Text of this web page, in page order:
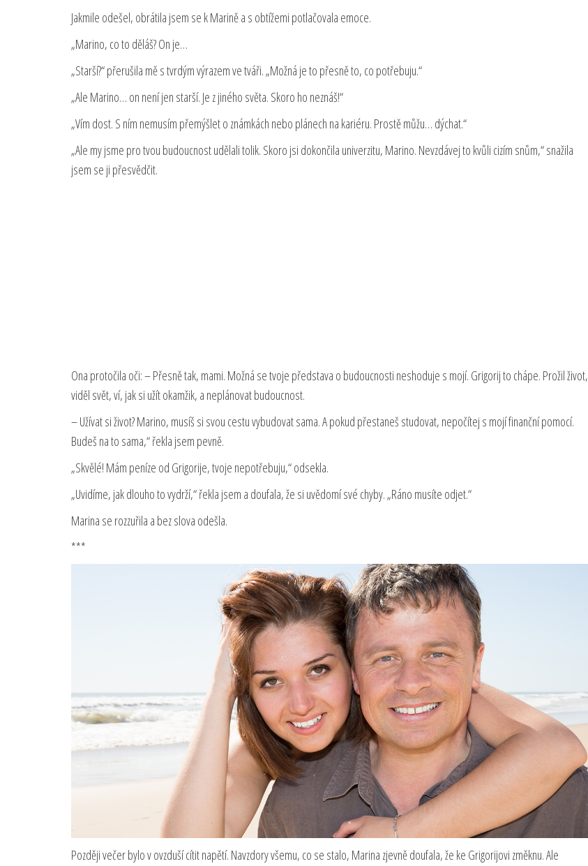
Jakmile odešel, obrátila jsem se k Marině a s obtížemi potlačovala emoce.
„Marino, co to děláš? On je…
„Starší?“ přerušila mě s tvrdým výrazem ve tváři. „Možná je to přesně to, co potřebuju.“
„Ale Marino… on není jen starší. Je z jiného světa. Skoro ho neznáš!“
„Vím dost. S ním nemusím přemýšlet o známkách nebo plánech na kariéru. Prostě můžu… dýchat.“
„Ale my jsme pro tvou budoucnost udělali tolik. Skoro jsi dokončila univerzitu, Marino. Nevzdávej to kvůli cizím snům,“ snažila
jsem se ji přesvědčit.
Ona protočila oči: – Přesně tak, mami. Možná se tvoje představa o budoucnosti neshoduje s mojí. Grigorij to chápe. Prožil život,
viděl svět, ví, jak si užít okamžik, a neplánovat budoucnost.
– Užívat si život? Marino, musíš si svou cestu vybudovat sama. A pokud přestaneš studovat, nepočítej s mojí finanční pomocí.
Budeš na to sama,“ řekla jsem pevně.
„Skvělé! Mám peníze od Grigorije, tvoje nepotřebuju,“ odsekla.
„Uvidíme, jak dlouho to vydrží,“ řekla jsem a doufala, že si uvědomí své chyby. „Ráno musíte odjet.“
Marina se rozzuřila a bez slova odešla.
***
Později večer bylo v ovzduší cítit napětí. Navzdory všemu, co se stalo, Marina zjevně doufala, že ke Grigorijovi změknu. Ale